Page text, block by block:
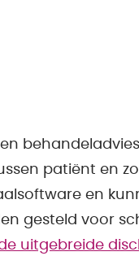
patiënt en
en
gesteld voor
uitgebreide